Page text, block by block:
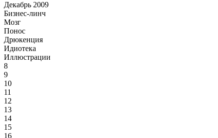
Декабрь 2009
Бизнес-линч
Мозг
Понос
Дрюкенция
Идиотека
Иллюстрации
8
9
10
11
12
13
14
15
16